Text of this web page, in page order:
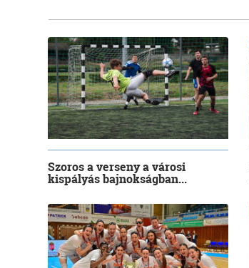
Szoros a verseny a városi
kispályás bajnokságban...